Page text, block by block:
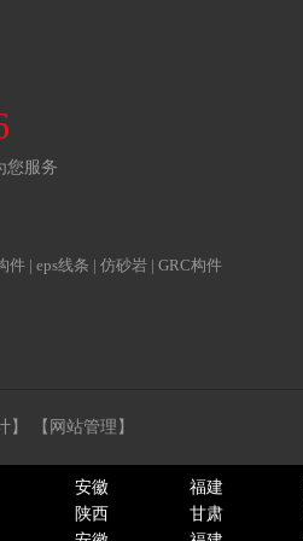
您服务
件 | eps线条 | 仿砂岩 | GRC构件
】 【网站管理】
安徽 福建
陕西
甘肃